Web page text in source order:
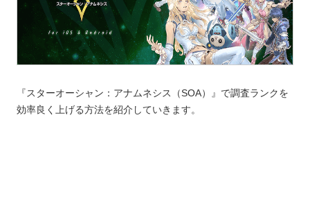
『スターオーシャン：アナムネシス（SOA）』で調査ランクを
効率良く上げる方法を紹介していきます。